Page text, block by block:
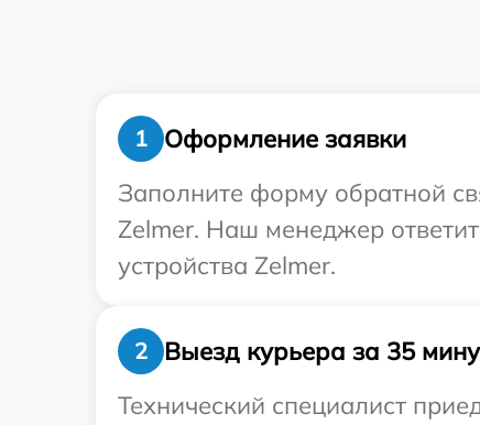
1
Оформление заявки
Заполните форму обратной
Zelmer. Наш менеджер
устройства Zelmer.
2
Выезд курьера за 35
Технический специалист